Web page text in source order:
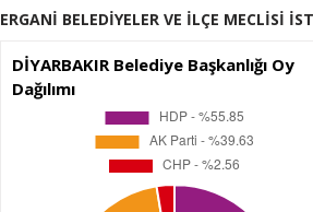
ERGANİ BELEDİYELER VE İLÇE MECLİSİ
DİYARBAKIR Belediye Başkanlığı Oy
Dağılımı